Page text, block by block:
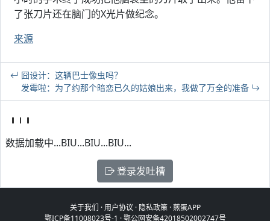
了张刀片还在脑门的X光片做纪念。
来源
囧设计：这辆巴士像虫吗？
发霉啦：为了约那个暗恋已久的姑娘出来，我做了万全的准备
数据加载中...BIU...BIU...BIU...
登录发吐槽
关于我们 ·用户协议 · 隐私政策·煎蛋APP
鄂ICP备11008023号-1 ·鄂公网安备42018502002747号